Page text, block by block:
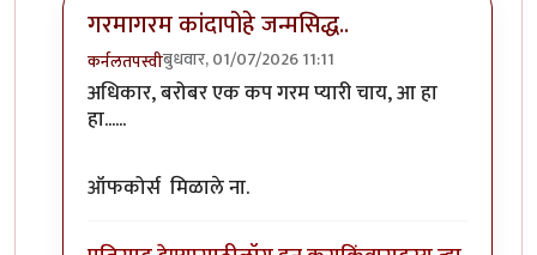
गरमागरम कांदापोहे जन्मसिद्ध..
कर्नलतपस्वीबुधवार, 01/07/2026 11:11
In reply toलिखाण, चित्र आणि कविता…byशेखरमोघे
अधिकार, बरोबर एक कप गरम प्यारी चाय, आ हा
हा......
ऑफकोर्स मिळाले ना.